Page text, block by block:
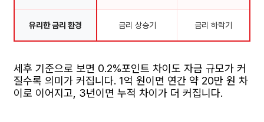
유리한 금리 환경 금리 상승기 금리 하락기
세후 기준으로 보면 0.2%포인트 차이도 자금 규모가 커
질수록 의미가 커집니다. 1억 원이면 연간 약 20만 원 차
이로 이어지고, 3년이면 누적 차이가 더 커집니다.